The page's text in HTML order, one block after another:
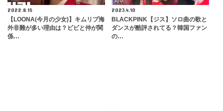
2022.8.15
【LOONA(今月の少女)】キムリプ海
外非難が多い理由は？ビビと仲が関
係…
2023.4.10
BLACKPINK【ジス】ソロ曲の歌と
ダンスが酷評されてる？韓国ファン
の…